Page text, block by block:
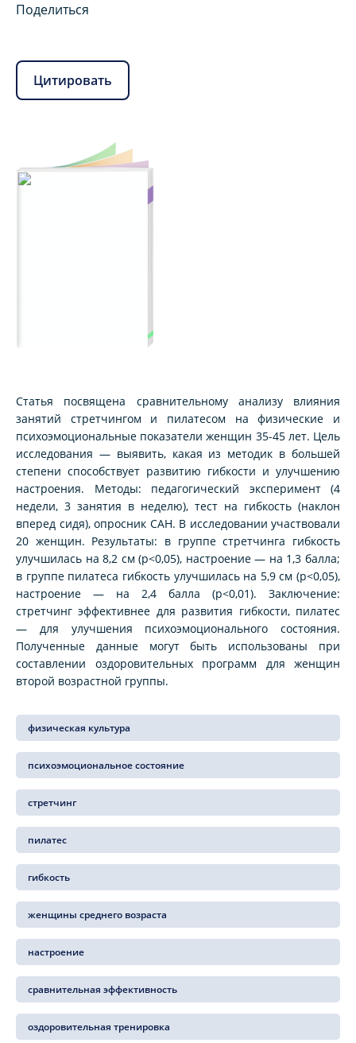
Поделиться
Цитировать
Статья посвящена сравнительному анализу влияния
занятий стретчингом и пилатесом на физические и
психоэмоциональные показатели женщин 35-45 лет. Цель
исследования — выявить, какая из методик в большей
степени способствует развитию гибкости и улучшению
настроения. Методы: педагогический эксперимент (4
недели, 3 занятия в неделю), тест на гибкость (наклон
вперед сидя), опросник САН. В исследовании участвовали
20 женщин. Результаты: в группе стретчинга гибкость
улучшилась на 8,2 см (p<0,05), настроение — на 1,3 балла;
в группе пилатеса гибкость улучшилась на 5,9 см (p<0,05),
настроение — на 2,4 балла (p<0,01). Заключение:
стретчинг эффективнее для развития гибкости, пилатес
— для улучшения психоэмоционального состояния.
Полученные данные могут быть использованы при
составлении оздоровительных программ для женщин
второй возрастной группы.
физическая культура
психоэмоциональное состояние
стретчинг
пилатес
гибкость
женщины среднего возраста
настроение
сравнительная эффективность
оздоровительная тренировка